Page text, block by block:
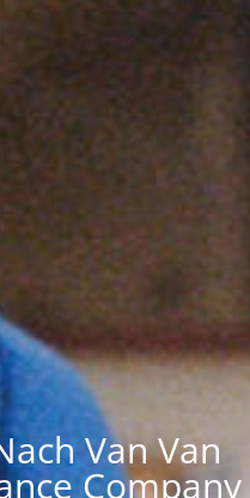
Van Van
Company